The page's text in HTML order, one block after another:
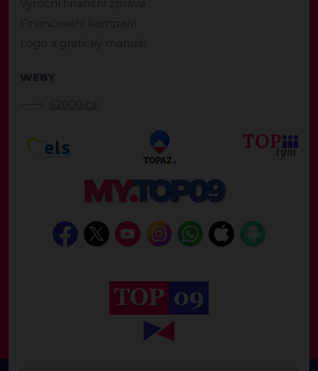
Výroční finanční zpráva
Financování kampaní
Logo a grafický manuál
WEBY
62000.cz